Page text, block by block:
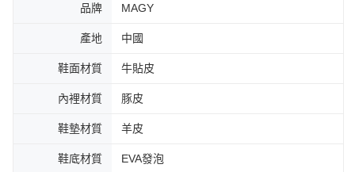
品牌 MAGY
產地 中國
鞋面材質 牛貼皮
內裡材質 豚皮
鞋墊材質 羊皮
鞋底材質 EVA發泡